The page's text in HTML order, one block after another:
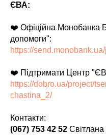
ЄВА:
❤️ Офіційна Монобанка
допомоги":
https://
❤️ Підтримати Центр
https://dobro.ua/project/
chastina_2/
Контакти:
(067) 753 42 52